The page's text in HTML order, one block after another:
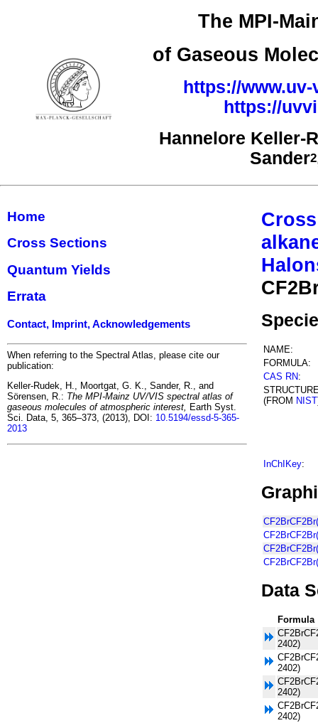
The MPI-
of Gaseous
https://
https://
Hannelore Keller-
Sander2
Home
Cross Sections
Quantum Yields
Errata
Contact, Imprint, Acknowledgements
When referring to the Spectral Atlas, please cite our
publication:
Keller-Rudek, H., Moortgat, G. K., Sander, R., and
Sörensen, R.: The MPI-Mainz UV/VIS spectral atlas of
gaseous molecules of atmospheric interest, Earth Syst.
Sci. Data, 5, 365–373, (2013), DOI: 10.5194/essd-5-365-
2013
NAME:
FORMULA:
CAS RN:
(FROM NIST
InChIKey:
Data
Formula
2402)
2402)
2402)
2402)